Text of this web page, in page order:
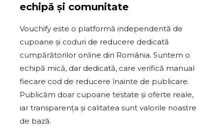
echipă și comunitate
Vouchify este o platformă independentă de
cupoane și coduri de reducere dedicată
cumpărătorilor online din România. Suntem o
echipă mică, dar dedicată, care verifică manual
fiecare cod de reducere înainte de publicare.
Publicăm doar cupoane testate și oferte reale,
iar transparența și calitatea sunt valorile noastre
de bază.